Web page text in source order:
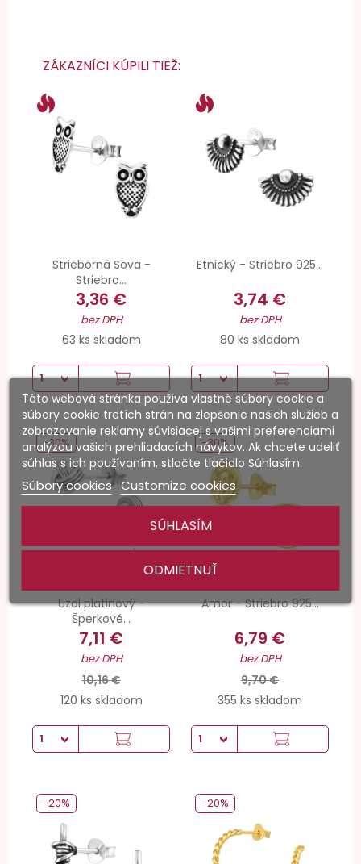
ZÁKAZNÍCI KÚPILI TIEŽ:
Strieborná Sova -
Striebro...
3,36 €
bez DPH
63 ks skladom
Etnický - Striebro 925...
3,74 €
bez DPH
80 ks skladom
Uzol platinový -
Šperkové...
7,11 €
bez DPH
10,16 €
120 ks skladom
-30%
Amor - Striebro 925...
6,79 €
bez DPH
9,70 €
355 ks skladom
-30%
-20% -20%
Táto webová stránka používa vlastné súbory cookie a
súbory cookie tretích strán na zlepšenie našich služieb a
zobrazovanie reklamy súvisiacej s vašimi preferenciami
analýzou vašich prehliadacích návykov. Ak chcete udeliť
súhlas s ich používaním, stlačte tlačidlo Súhlasím.
Súbory cookies Customize cookies
ODMIETNUŤ
SÚHLASÍM